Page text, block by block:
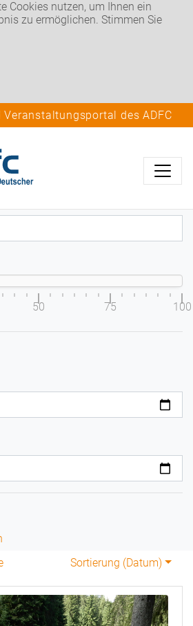
Cookies nutzen, um Ihnen ein
zu ermöglichen. Stimmen Sie
Veranstaltungsportal des ADFC
50 75 100
Sortierung (Datum)